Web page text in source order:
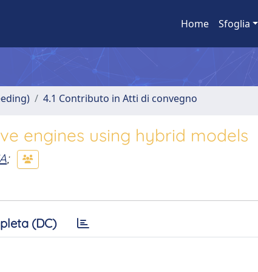
Home Sfoglia
4.1 Contributo in Atti di convegno
engines using hybrid models
;
(DC)